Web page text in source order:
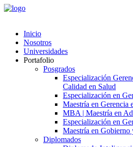
Inicio
Nosotros
Universidades
Portafolio
Posgrados
Especialización
Calidad en Salud
Especialización en
Maestría en
MBA | Maestría en
Especialización en
Maestría en Gobierno
Diplomados